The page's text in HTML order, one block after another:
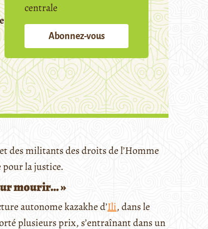
centrale
Abonnez-vous
des militants des droits de l’Homme
la justice.
mourir… »
autonome kazakhe d’Ili, dans le
plusieurs prix, s’entraînant dans un